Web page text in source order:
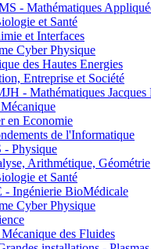
- Mathématiques
et Santé
et Interfaces
Cyber Physique
des Hautes Energies
Entreprise et Société
- Mathématiques Jacques
en Economie
de l'Informatique
Physique
Arithmétique, Géométrie
et Santé
Ingénierie BioMédicale
Cyber Physique
des Fluides